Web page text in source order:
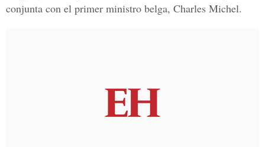
conjunta con el primer ministro belga, Charles Michel.